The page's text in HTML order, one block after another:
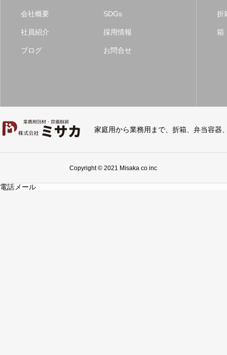
会社概要 SDGs
社員紹介 採用情報
ブログ お問合せ
折
箱
家庭用から業務用まで、折箱、弁当容器
Copyright © 2021 Misaka co inc
電話 メール